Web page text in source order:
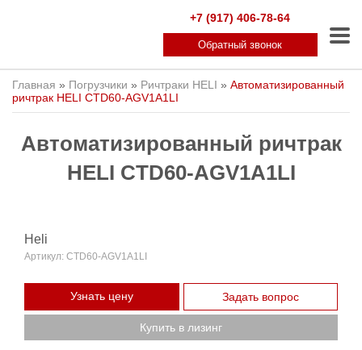
+7 (917) 406-78-64
Обратный звонок
Главная » Погрузчики » Ричтраки HELI » Автоматизированный
ричтрак HELI CTD60-AGV1A1LI
Автоматизированный ричтрак
HELI CTD60-AGV1A1LI
Heli
Артикул: CTD60-AGV1A1LI
Узнать цену Задать вопрос
Купить в лизинг